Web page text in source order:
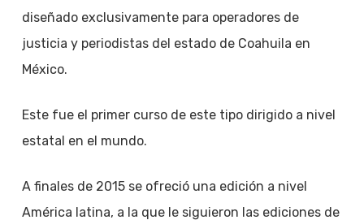
diseñado exclusivamente para operadores de
justicia y periodistas del estado de Coahuila en
México.
Este fue el primer curso de este tipo dirigido a nivel
estatal en el mundo.
A finales de 2015 se ofreció una edición a nivel
América latina, a la que le siguieron las ediciones de